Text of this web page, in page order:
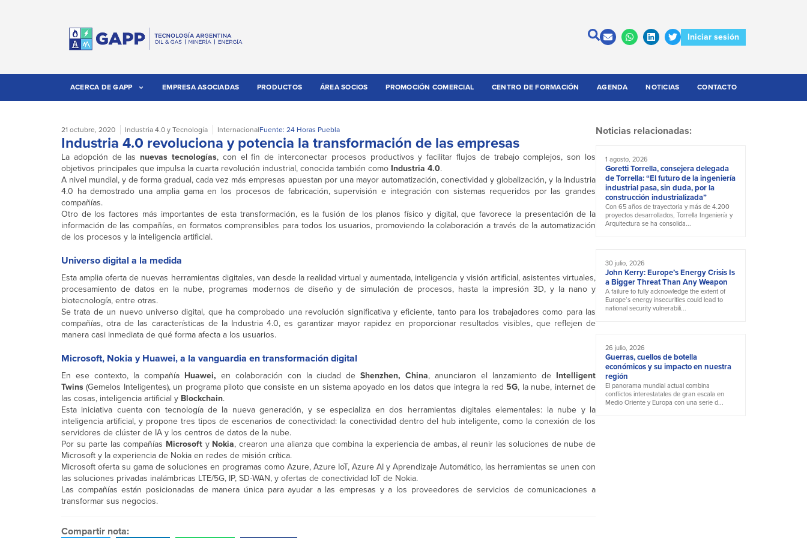
Iniciar sesión
ACERCA DE GAPP EMPRESA ASOCIADAS PRODUCTOS ÁREA SOCIOS PROMOCIÓN COMERCIAL CENTRO DE FORMACIÓN AGENDA NOTICIAS CONTACTO
21 octubre, 2020 Industria 4.0 y Tecnología InternacionalFuente: 24 Horas Puebla
Industria 4.0 revoluciona y potencia la transformación de las empresas
La adopción de las nuevas tecnologías, con el fin de interconectar procesos productivos y facilitar flujos de trabajo complejos, son los
objetivos principales que impulsa la cuarta revolución industrial, conocida también como Industria 4.0.
A nivel mundial, y de forma gradual, cada vez más empresas apuestan por una mayor automatización, conectividad y globalización, y la Industria
4.0 ha demostrado una amplia gama en los procesos de fabricación, supervisión e integración con sistemas requeridos por las grandes
compañías.
Otro de los factores más importantes de esta transformación, es la fusión de los planos físico y digital, que favorece la presentación de la
información de las compañías, en formatos comprensibles para todos los usuarios, promoviendo la colaboración a través de la automatización
de los procesos y la inteligencia artificial.
Universo digital a la medida
Esta amplia oferta de nuevas herramientas digitales, van desde la realidad virtual y aumentada, inteligencia y visión artificial, asistentes virtuales,
procesamiento de datos en la nube, programas modernos de diseño y de simulación de procesos, hasta la impresión 3D, y la nano y
biotecnología, entre otras.
Se trata de un nuevo universo digital, que ha comprobado una revolución significativa y eficiente, tanto para los trabajadores como para las
compañías, otra de las características de la Industria 4.0, es garantizar mayor rapidez en proporcionar resultados visibles, que reflejen de
manera casi inmediata de qué forma afecta a los usuarios.
Microsoft, Nokia y Huawei, a la vanguardia en transformación digital
En ese contexto, la compañía Huawei, en colaboración con la ciudad deShenzhen, China, anunciaron el lanzamiento de Intelligent
Twins(Gemelos Inteligentes), un programa piloto que consiste en un sistema apoyado en los datos que integra la red 5G, la nube, internet de
las cosas, inteligencia artificial y Blockchain.
Esta iniciativa cuenta con tecnología de la nueva generación, y se especializa en dos herramientas digitales elementales: la nube y la
inteligencia artificial, y propone tres tipos de escenarios de conectividad: la conectividad dentro del hub inteligente, como la conexión de los
servidores de clúster de IA y los centros de datos de la nube.
Por su parte las compañías Microsoft y Nokia, crearon una alianza que combina la experiencia de ambas, al reunir las soluciones de nube de
Microsoft y la experiencia de Nokia en redes de misión crítica.
Microsoft oferta su gama de soluciones en programas como Azure, Azure IoT, Azure AI y Aprendizaje Automático, las herramientas se unen con
las soluciones privadas inalámbricas LTE/5G, IP, SD-WAN, y ofertas de conectividad IoT de Nokia.
Las compañías están posicionadas de manera única para ayudar a las empresas y a los proveedores de servicios de comunicaciones a
transformar sus negocios.
Compartir nota:
Noticias relacionadas:
1 agosto, 2026
Goretti Torrella, consejera delegada
de Torrella: “El futuro de la ingeniería
industrial pasa, sin duda, por la
construcción industrializada”
Con 65 años de trayectoria y más de 4.200
proyectos desarrollados, Torrella Ingeniería y
Arquitectura se ha consolida...
30 julio, 2026
John Kerry: Europe’s Energy Crisis Is
a Bigger Threat Than Any Weapon
A failure to fully acknowledge the extent of
Europe’s energy insecurities could lead to
national security vulnerabili...
26 julio, 2026
Guerras, cuellos de botella
económicos y su impacto en nuestra
región
El panorama mundial actual combina
conflictos interestatales de gran escala en
Medio Oriente y Europa con una serie d...